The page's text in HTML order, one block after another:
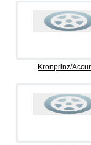
Kronprinz/